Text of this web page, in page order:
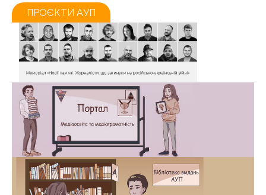
ПРОЄКТИ АУП